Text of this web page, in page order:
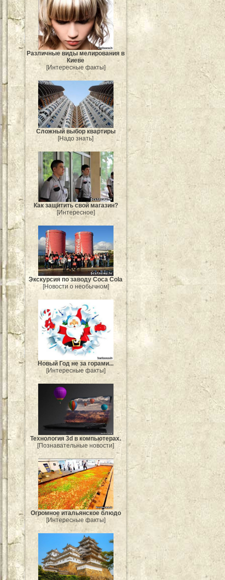
Различные виды мелирования в
Киеве
[Интересные факты]
Сложный выбор квартиры
[Надо знать]
Как защитить свой магазин?
[Интересное]
Экскурсия по заводу Coca Cola
[Новости о необычном]
Новый Год не за горами...
[Интересные факты]
Технология 3d в компьютерах.
[Познавательные новости]
Огромное итальянское блюдо
[Интересные факты]